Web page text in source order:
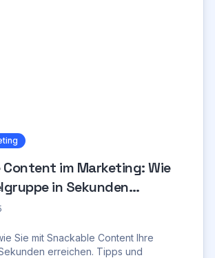
Content im Marketing: Wie
in Sekunden
Sie mit Snackable Content Ihre
erreichen. Tipps und